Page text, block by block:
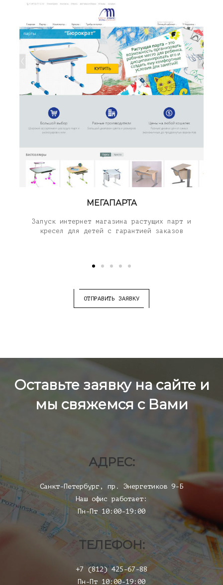
МЕГАПАРТА
Запуск интернет магазина растущих парт и
кресел для детей с гарантией заказов
ОТПРАВИТЬ ЗАЯВКУ
Оставьте заявку на сайте и
мы свяжемся с Вами
АДРЕС:
Санкт-Петербург, пр. Энергетиков 9-Б
Наш офис работает:
Пн-Пт 10:00-19:00
ТЕЛЕФОН:
+7 (812) 425-67-88
Пн-Пт 10:00-19:00